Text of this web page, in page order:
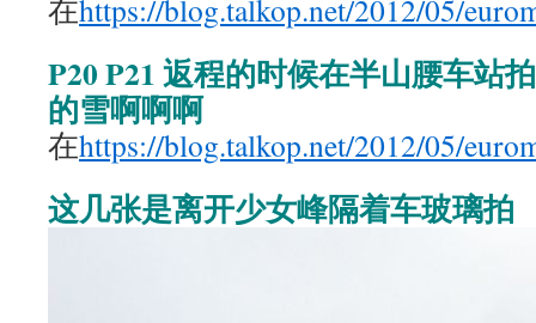
在https://blog.talkop.net/2012/05/
P20 P21 返程的时候在半山腰车站
的雪啊啊啊
在https://blog.talkop.net/2012/05/
这几张是离开少女峰隔着车玻璃拍